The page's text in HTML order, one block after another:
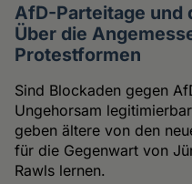
AfD-Parteitage und
Über die
Protestformen
Sind Blockaden gegen
Ungehorsam
geben ältere von den
für die Gegenwart von
Rawls lernen.